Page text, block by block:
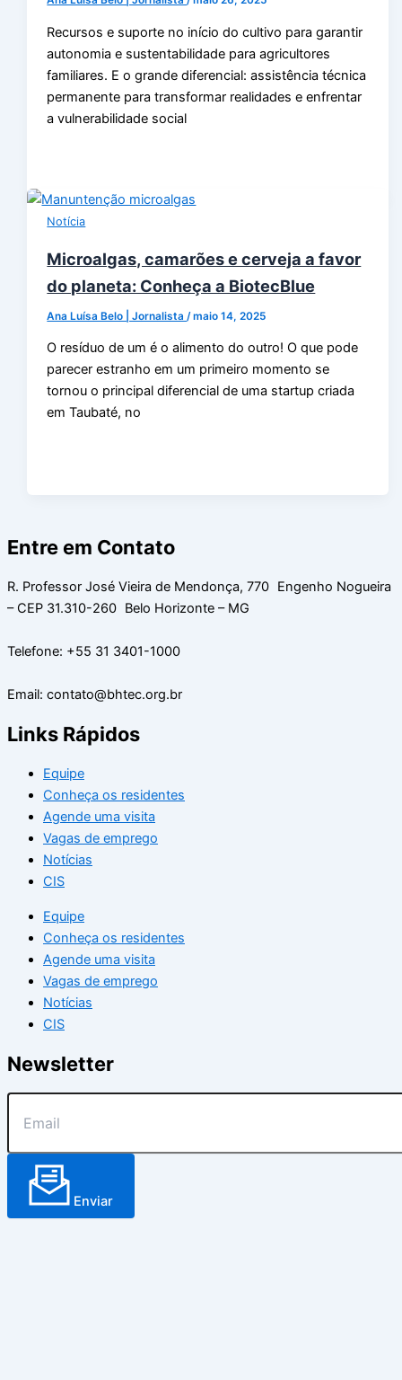
Recursos e suporte no início do cultivo para garantir
autonomia e sustentabilidade para agricultores
familiares. E o grande diferencial: assistência técnica
permanente para transformar realidades e enfrentar
a vulnerabilidade social
Notícia
Microalgas, camarões e cerveja a favor
do planeta: Conheça a BiotecBlue
Ana Luísa Belo | Jornalista /maio 14, 2025
O resíduo de um é o alimento do outro! O que pode
parecer estranho em um primeiro momento se
tornou o principal diferencial de uma startup criada
em Taubaté, no
Entre em Contato
R. Professor José Vieira de Mendonça, 770 Engenho Nogueira
– CEP 31.310-260 Belo Horizonte – MG
Telefone: +55 31 3401-1000
Email: contato@bhtec.org.br
Links Rápidos
Equipe
Conheça os residentes
Agende uma visita
Vagas de emprego
Notícias
CIS
Equipe
Conheça os residentes
Agende uma visita
Vagas de emprego
Notícias
CIS
Newsletter
Enviar